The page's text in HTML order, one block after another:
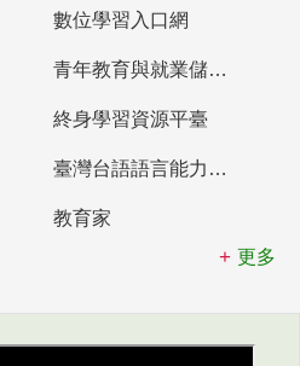
數位學習入口網
青年教育與就業儲蓄帳戶
終身學習資源平臺
臺灣台語語言能力認證網站
教育家
更多